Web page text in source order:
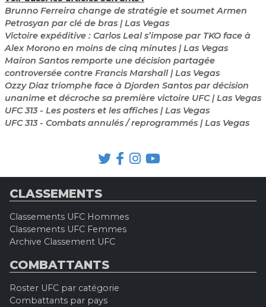
Brunno Ferreira change de stratégie et soumet Armen
Petrosyan par clé de bras | Las Vegas
Victoire expéditive : Carlos Leal s’impose par TKO face à
Alex Morono en moins de cinq minutes | Las Vegas
Mairon Santos remporte une décision partagée
controversée contre Francis Marshall | Las Vegas
Ozzy Diaz triomphe face à Djorden Santos par décision
unanime et décroche sa première victoire UFC | Las Vegas
UFC 313 - Les posters et les affiches | Las Vegas
UFC 313 - Combats annulés / reprogrammés | Las Vegas
CLASSEMENTS
Classements UFC Hommes
Classements UFC Femmes
Archive Classement UFC
COMBATTANTS
Roster UFC par catégorie
Combattants par pays